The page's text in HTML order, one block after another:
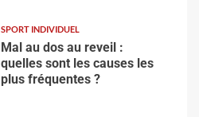
SPORT INDIVIDUEL
Mal au dos au reveil :
quelles sont les causes les
plus fréquentes ?